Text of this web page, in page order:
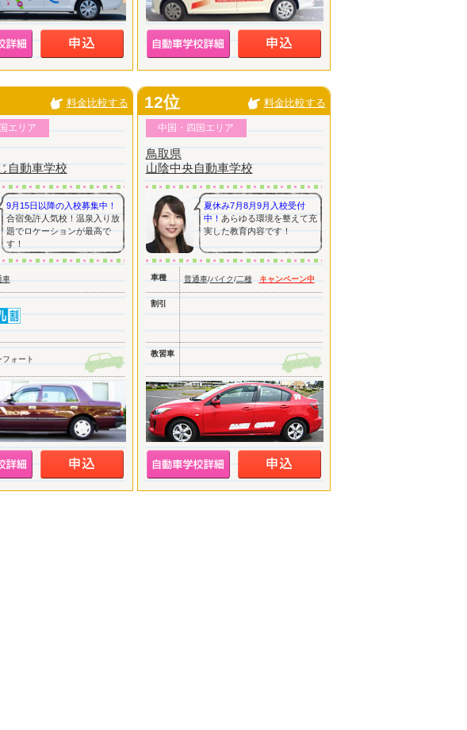
料金比較する
エリア
自動車学校
9月15日以降の入校募集中！
合宿免許人気校！温泉入り放
題でロケーションが最高で
す！
車
フォート
12位 料金比較する
中国・四国エリア
鳥取県
山陰中央自動車学校
夏休み7月8月9月入校受付
中！ あらゆる環境を整えて充
実した教育内容です！
車種 普通車/バイク/二種 キャンペーン中
割引
教習車